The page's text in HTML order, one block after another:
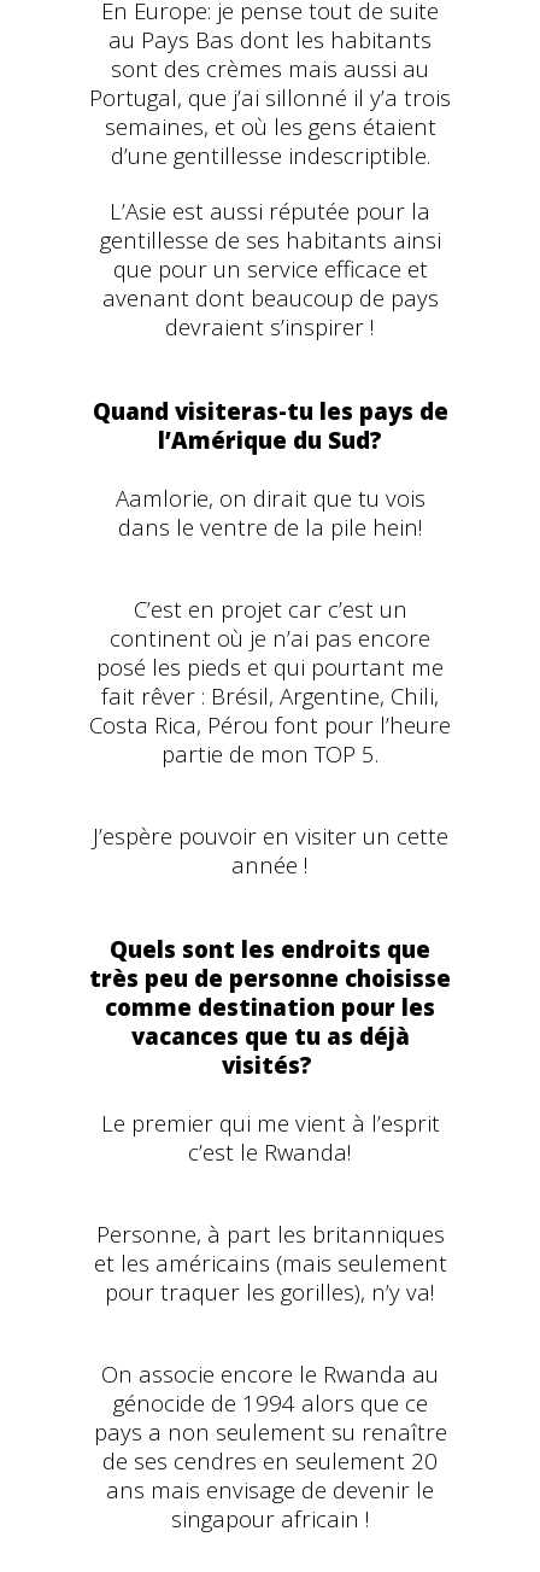
En Europe: je pense tout de suite
au Pays Bas dont les habitants
sont des crèmes mais aussi au
Portugal, que j’ai sillonné il y’a trois
semaines, et où les gens étaient
d’une gentillesse indescriptible.
L’Asie est aussi réputée pour la
gentillesse de ses habitants ainsi
que pour un service efficace et
avenant dont beaucoup de pays
devraient s’inspirer !
Quand visiteras-tu les pays de
l’Amérique du Sud?
Aamlorie, on dirait que tu vois
dans le ventre de la pile hein!
C’est en projet car c’est un
continent où je n’ai pas encore
posé les pieds et qui pourtant me
fait rêver : Brésil, Argentine, Chili,
Costa Rica, Pérou font pour l’heure
partie de mon TOP 5.
J’espère pouvoir en visiter un cette
année !
Quels sont les endroits que
très peu de personne choisisse
comme destination pour les
vacances que tu as déjà
visités?
Le premier qui me vient à l’esprit
c’est le Rwanda!
Personne, à part les britanniques
et les américains (mais seulement
pour traquer les gorilles), n’y va!
On associe encore le Rwanda au
génocide de 1994 alors que ce
pays a non seulement su renaître
de ses cendres en seulement 20
ans mais envisage de devenir le
singapour africain !